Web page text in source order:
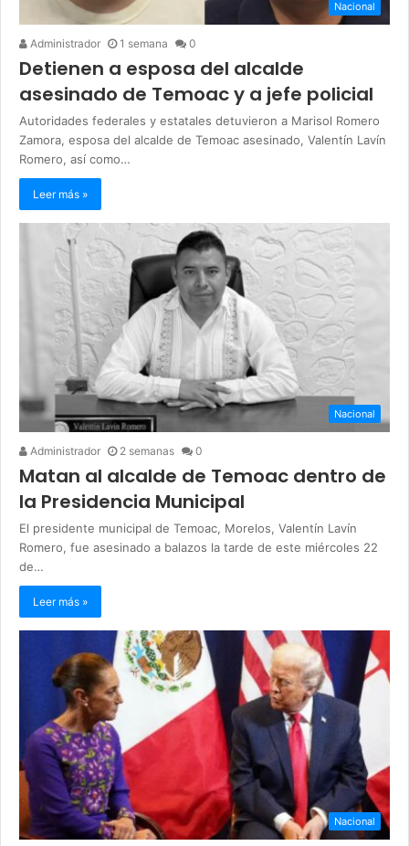
Nacional
Administrador 1 semana 0
Detienen a esposa del alcalde
asesinado de Temoac y a jefe policial
Autoridades federales y estatales detuvieron a Marisol Romero
Zamora, esposa del alcalde de Temoac asesinado, Valentín Lavín
Romero, así como…
Leer más »
Nacional
Administrador 2 semanas 0
Matan al alcalde de Temoac dentro de
la Presidencia Municipal
El presidente municipal de Temoac, Morelos, Valentín Lavín
Romero, fue asesinado a balazos la tarde de este miércoles 22
de…
Leer más »
Nacional